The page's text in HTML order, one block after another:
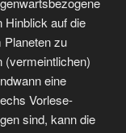
Hinblick auf die
Planeten zu
(vermeintlichen)
eine
Vorlese-
sind, kann die